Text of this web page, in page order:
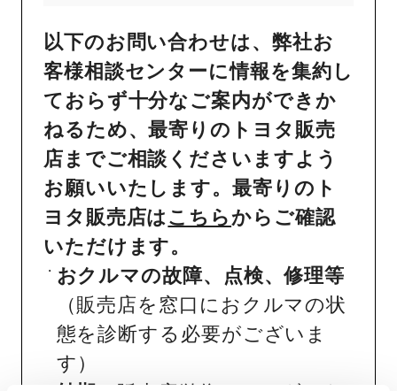
以下のお問い合わせは、弊社お
客様相談センターに情報を集約し
ておらず十分なご案内ができか
ねるため、最寄りのトヨタ販売
店までご相談くださいますよう
お願いいたします。最寄りのト
ヨタ販売店はこちら からご確認
いただけます。
おクルマの故障、点検、修理等
（販売店を窓口におクルマの状
態を診断する必要がございま
す）